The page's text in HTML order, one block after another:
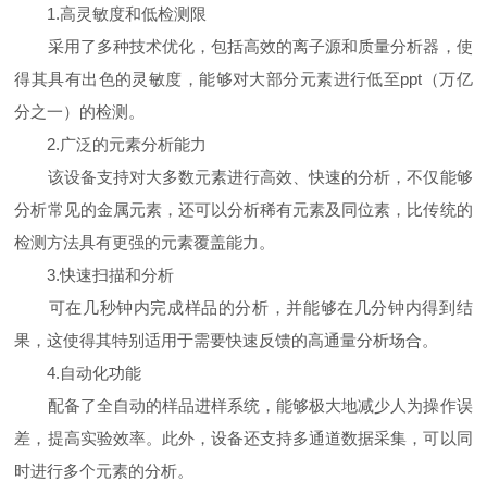
1.高灵敏度和低检测限
采用了多种技术优化，包括高效的离子源和质量分析器，使
得其具有出色的灵敏度，能够对大部分元素进行低至ppt（万亿
分之一）的检测。
2.广泛的元素分析能力
该设备支持对大多数元素进行高效、快速的分析，不仅能够
分析常见的金属元素，还可以分析稀有元素及同位素，比传统的
检测方法具有更强的元素覆盖能力。
3.快速扫描和分析
可在几秒钟内完成样品的分析，并能够在几分钟内得到结
果，这使得其特别适用于需要快速反馈的高通量分析场合。
4.自动化功能
配备了全自动的样品进样系统，能够极大地减少人为操作误
差，提高实验效率。此外，设备还支持多通道数据采集，可以同
时进行多个元素的分析。